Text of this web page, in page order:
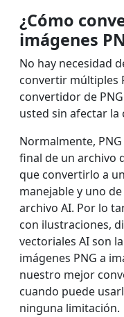
¿Cómo
imágenes
No hay necesidad
convertir múltiples
convertidor de
usted sin afectar la
Normalmente,
final de un archivo
que convertirlo a
manejable y uno
archivo AI. Por lo
con ilustraciones,
vectoriales AI son
imágenes PNG a
nuestro mejor
cuando puede
ninguna limitación.